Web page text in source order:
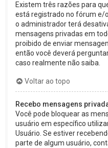
Existem três razões para
está registrado no fórum e/
o administrador terá
mensagens privadas em
proibido de enviar
então você deverá
caso realmente não saiba.
Voltar ao topo
Recebo mensagens
Você pode bloquear as
usuário em específico
Usuário. Se estiver
parte de algum usuário,